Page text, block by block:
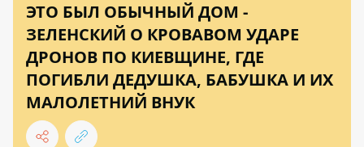
ЭТО БЫЛ ОБЫЧНЫЙ ДОМ -
ЗЕЛЕНСКИЙ О КРОВАВОМ УДАРЕ
ДРОНОВ ПО КИЕВЩИНЕ, ГДЕ
ПОГИБЛИ ДЕДУШКА, БАБУШКА И ИХ
МАЛОЛЕТНИЙ ВНУК